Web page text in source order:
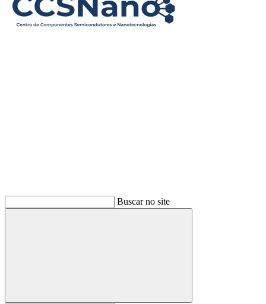
Buscar no site